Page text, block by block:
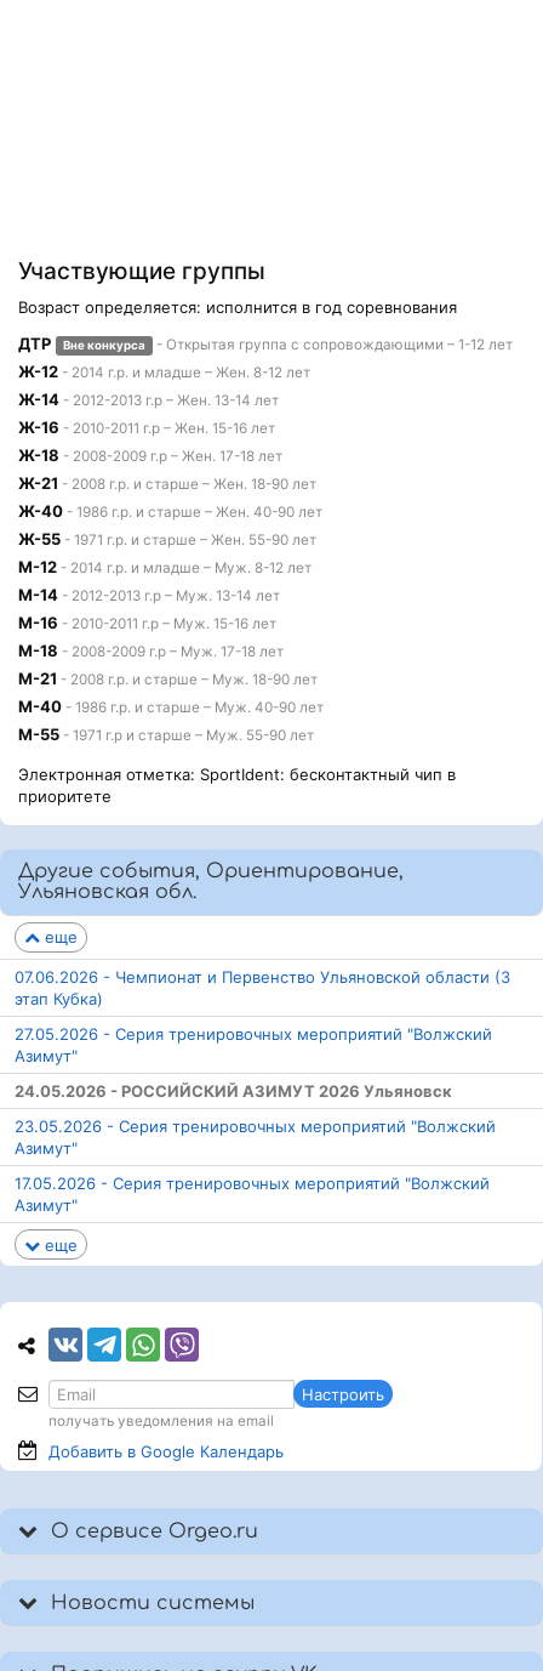
Участвующие группы
Возраст определяется: исполнится в год соревнования
ДТР
Вне конкурса - Открытая группа с сопровождающими – 1-12 лет
Ж-12 - 2014 г.р. и младше – Жен. 8-12 лет
Ж-14 - 2012-2013 г.р – Жен. 13-14 лет
Ж-16 - 2010-2011 г.р – Жен. 15-16 лет
Ж-18 - 2008-2009 г.р – Жен. 17-18 лет
Ж-21 - 2008 г.р. и старше – Жен. 18-90 лет
Ж-40 - 1986 г.р. и старше – Жен. 40-90 лет
Ж-55 - 1971 г.р. и старше – Жен. 55-90 лет
М-12 - 2014 г.р. и младше – Муж. 8-12 лет
М-14 - 2012-2013 г.р – Муж. 13-14 лет
М-16 - 2010-2011 г.р – Муж. 15-16 лет
М-18 - 2008-2009 г.р – Муж. 17-18 лет
М-21 - 2008 г.р. и старше – Муж. 18-90 лет
М-40 - 1986 г.р. и старше – Муж. 40-90 лет
М-55 - 1971 г.р и старше – Муж. 55-90 лет
Электронная отметка: SportIdent: бесконтактный чип в
приоритете
Другие события, Ориентирование,
Ульяновская обл.
еще
07.06.2026 - Чемпионат и Первенство Ульяновской области (3
этап Кубка)
27.05.2026 - Серия тренировочных мероприятий "Волжский
Азимут"
24.05.2026 - РОССИЙСКИЙ АЗИМУТ 2026 Ульяновск
23.05.2026 - Серия тренировочных мероприятий "Волжский
Азимут"
17.05.2026 - Серия тренировочных мероприятий "Волжский
Азимут"
еще
Настроить
получать уведомления на email
Добавить в Google Календарь
О сервисе Orgeo.ru
Новости системы